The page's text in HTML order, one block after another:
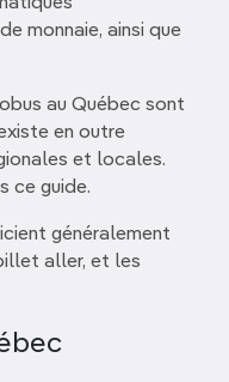
monnaie, ainsi que
au Québec sont
en outre
et locales.
ce guide.
généralement
aller, et les